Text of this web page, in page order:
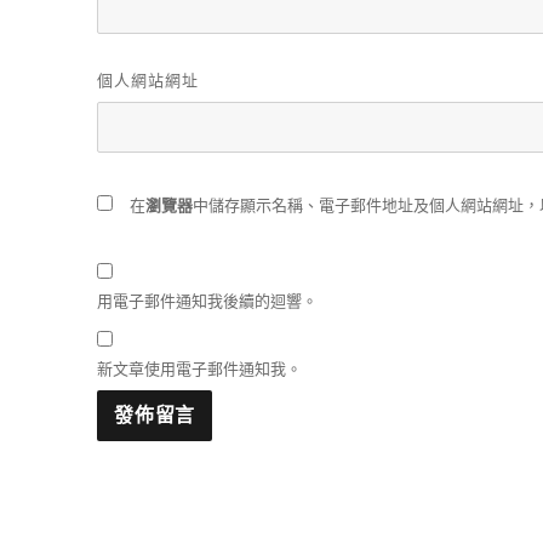
個人網站網址
在瀏覽器中儲存顯示名稱、電子郵件地址及個人網站網址
用電子郵件通知我後續的迴響。
新文章使用電子郵件通知我。